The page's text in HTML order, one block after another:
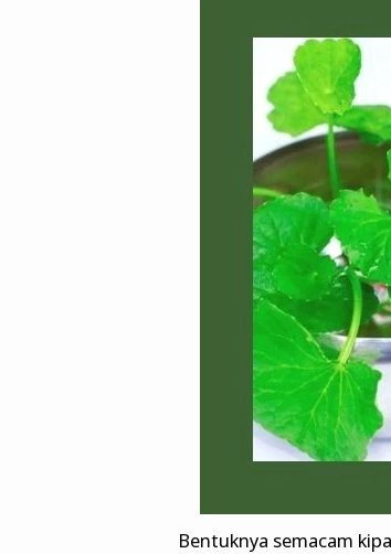
Bentuknya semacam